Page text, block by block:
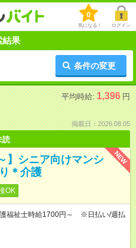
0
気になる！ ログイン
結果
条件の変更
平均時給: 1,396 円
掲載日：2026.08.05
読
NEW
】シニア向けマンシ
＊介護
OK
福祉士時給1700円～ ※日払い/週払